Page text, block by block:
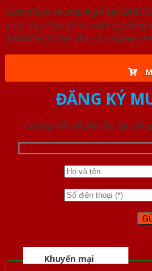
Cửa nhựa và nhựa gỗ tại
xuất và phân phối những dòng
SAIGONDOOR còn có những
ĐĂNG KÝ
Chúng tôi sẽ liên lạc lại với
Khuyến mại